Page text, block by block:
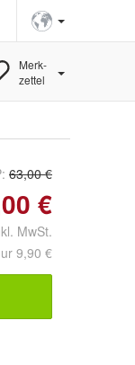
Merk-
zettel
63,00 €
€
MwSt.
9,90 €